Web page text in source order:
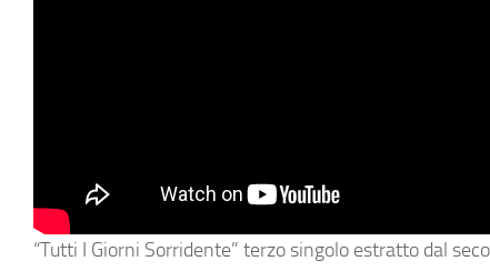
“Tutti I Giorni Sorridente” terzo singolo estratto dal